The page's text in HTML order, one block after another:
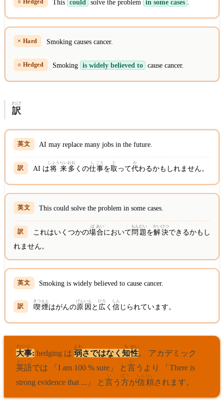
This could solve the problem in some cases
Smoking causes cancer.
Smoking is widely believed to cause cancer.
訳
わけ
AI may replace many jobs in the future.
AI は将
しょう
来
らい
多
おお
くの仕
し
事
ごと
を取
と
って代
か
わるかもしれません。
This could solve the problem in some cases.
これはいくつかの場
ば
合
あい
において 問
もん
題
だい
を解
かい
決
けつ
できるかもし
れません。
Smoking is widely believed to cause cancer.
喫
きつ
煙
えん
はがんの原
げん
因
いん
と 広
ひろ
く信
しん
じられています。
大事
だいじ
: hedging は 弱
よわ
さではなく 知
ち
性
せい
。 アカデミック
英語
えいご
では 「I am 100 % sure」 と言
い
うより 「There is
strong evidence that ...」 と言
い
う 方
ほう
が信
しん
頼
らい
されます。